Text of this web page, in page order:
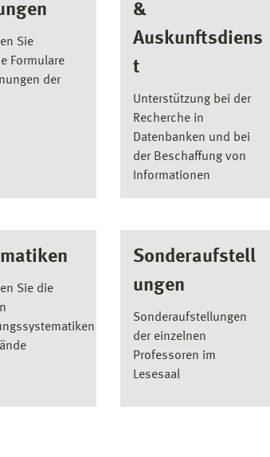
Sie
Formulare
der
&
Auskunftsdiens
t
Unterstützung bei der
Recherche in
Datenbanken und bei
der Beschaffung von
Informationen
Sie die
Sonderaufstell
ungen
Sonderaufstellungen
der einzelnen
Professoren im
Lesesaal